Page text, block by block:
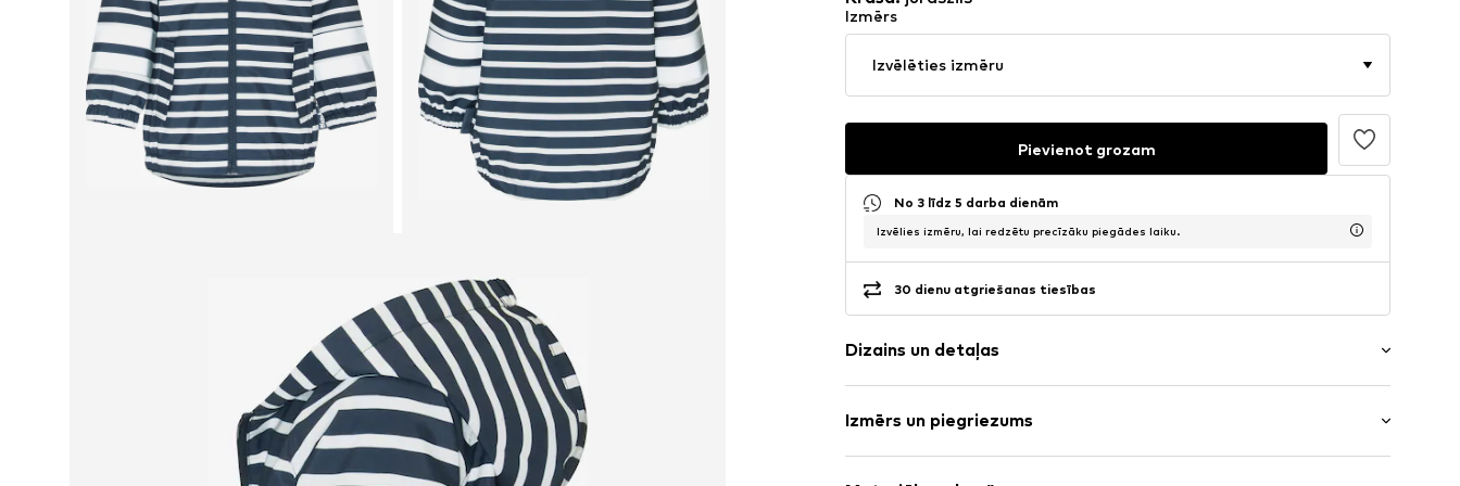
Izmērs
Izvēlēties izmēru
Pievienot grozam
No 3 līdz 5 darba dienām
Izvēlies izmēru, lai redzētu precīzāku piegādes laiku.
30 dienu atgriešanas tiesības
Dizains un detaļas
Lietus jaka
Stepēts apakšmala/mala
Sānu kabatas
Izmērs un piegriezums